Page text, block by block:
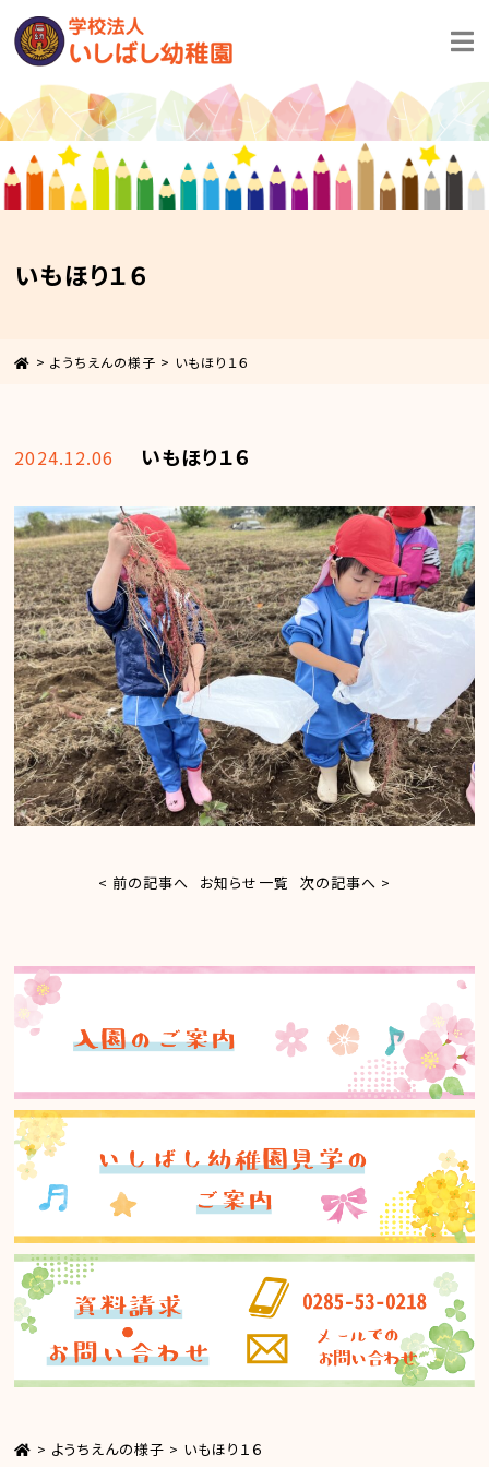
いもほり１６
> ようちえんの様子 > いもほり１６
2024.12.06 いもほり１６
< 前の記事へ お知らせ一覧 次の記事へ >
> ようちえんの様子 > いもほり１６